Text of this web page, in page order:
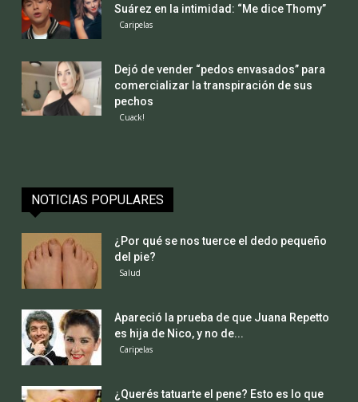
Suárez en la intimidad: “Me dice Thomy”
Caripelas
Dejó de vender “pedos envasados” para
comercializar la transpiración de sus
pechos
Cuack!
NOTICIAS POPULARES
¿Por qué se nos tuerce el dedo pequeño
del pie?
Salud
Apareció la prueba de que Juana Repetto
es hija de Nico, y no de...
Caripelas
¿Querés tatuarte el pene? Esto es lo que